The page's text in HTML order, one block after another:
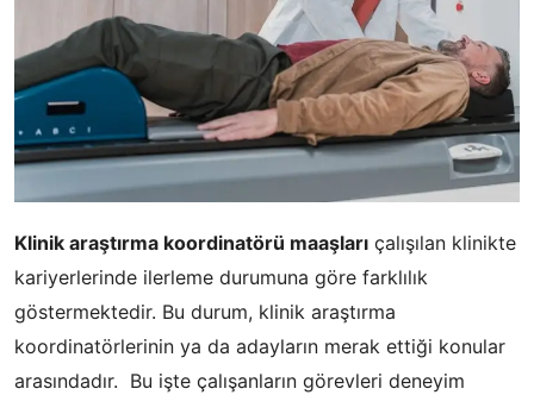
Klinik araştırma koordinatörü maaşları çalışılan klinikte
kariyerlerinde ilerleme durumuna göre farklılık
göstermektedir. Bu durum, klinik araştırma
koordinatörlerinin ya da adayların merak ettiği konular
arasındadır. Bu işte çalışanların görevleri deneyim